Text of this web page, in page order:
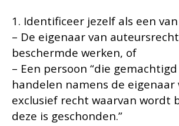
1. Identificeer jezelf als een
– De eigenaar van
beschermde werken, of
– Een persoon “die
handelen namens de eigenaar
exclusief recht waarvan wordt
deze is geschonden.”